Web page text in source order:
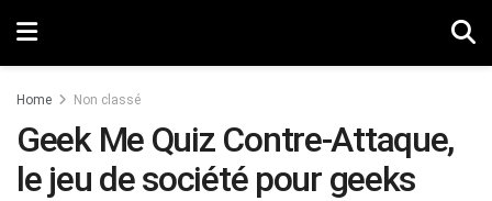
Home Non classé
Geek Me Quiz Contre-Attaque,
le jeu de société pour geeks